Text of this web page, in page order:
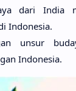
dari India
Indonesia.
unsur
Indonesia.